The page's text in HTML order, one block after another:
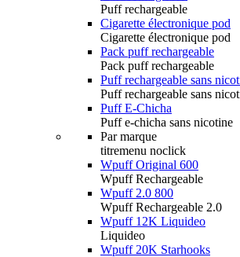
Puff rechargeable
Cigarette électronique pod
Cigarette électronique pod
Pack puff rechargeable
Pack puff rechargeable
Puff rechargeable sans
Puff rechargeable sans
Puff E-Chicha
Puff e-chicha sans nicotine
Par marque
titremenu noclick
Wpuff Original 600
Wpuff Rechargeable
Wpuff 2.0 800
Wpuff Rechargeable 2.0
Wpuff 12K Liquideo
Liquideo
Wpuff 20K Starhooks